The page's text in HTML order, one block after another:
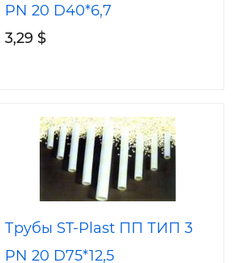
PN 20 D40*6,7
3,29 $
Трубы ST-Plast ПП ТИП 3
PN 20 D75*12,5